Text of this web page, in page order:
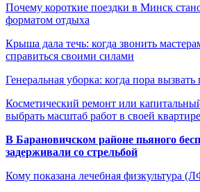
Почему короткие поездки в Минск
форматом отдыха
Крыша дала течь: когда звонить
справиться своими силами
Генеральная уборка: когда пора
Косметический ремонт или
выбрать масштаб работ в своей квартире
В Барановичском районе пьяного
задерживали со стрельбой
Кому показана лечебная физкультура